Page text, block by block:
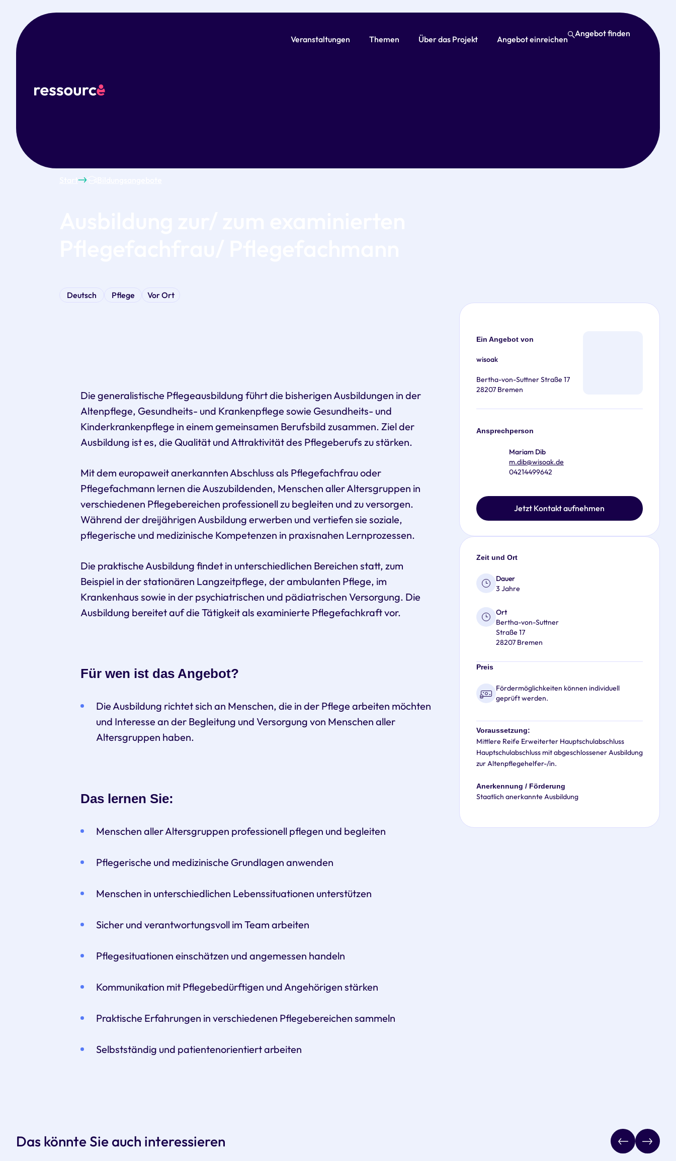
Veranstaltungen Themen Über das Projekt Angebot einreichen
Angebot finden
Deutsch Pflege Vor Ort
Die generalistische Pflegeausbildung führt die bisherigen Ausbildungen in der
Altenpflege, Gesundheits- und Krankenpflege sowie Gesundheits- und
Kinderkrankenpflege in einem gemeinsamen Berufsbild zusammen. Ziel der
Ausbildung ist es, die Qualität und Attraktivität des Pflegeberufs zu stärken.
Mit dem europaweit anerkannten Abschluss als Pflegefachfrau oder
Pflegefachmann lernen die Auszubildenden, Menschen aller Altersgruppen in
verschiedenen Pflegebereichen professionell zu begleiten und zu versorgen.
Während der dreijährigen Ausbildung erwerben und vertiefen sie soziale,
pflegerische und medizinische Kompetenzen in praxisnahen Lernprozessen.
Die praktische Ausbildung findet in unterschiedlichen Bereichen statt, zum
Beispiel in der stationären Langzeitpflege, der ambulanten Pflege, im
Krankenhaus sowie in der psychiatrischen und pädiatrischen Versorgung. Die
Ausbildung bereitet auf die Tätigkeit als examinierte Pflegefachkraft vor.
Für wen ist das Angebot?
Die Ausbildung richtet sich an Menschen, die in der Pflege arbeiten möchten
und Interesse an der Begleitung und Versorgung von Menschen aller
Altersgruppen haben.
Das lernen Sie:
Menschen aller Altersgruppen professionell pflegen und begleiten
Pflegerische und medizinische Grundlagen anwenden
Menschen in unterschiedlichen Lebenssituationen unterstützen
Sicher und verantwortungsvoll im Team arbeiten
Pflegesituationen einschätzen und angemessen handeln
Kommunikation mit Pflegebedürftigen und Angehörigen stärken
Praktische Erfahrungen in verschiedenen Pflegebereichen sammeln
Selbstständig und patientenorientiert arbeiten
Ein Angebot von
wisoak
Bertha-von-Suttner Straße 17
28207 Bremen
Ansprechperson
Mariam Dib
m.dib@wisoak.de
04214499642
Jetzt Kontakt aufnehmen
Zeit und Ort
Dauer
3 Jahre
Ort
Bertha-von-Suttner
Straße 17
28207 Bremen
Preis
Fördermöglichkeiten können individuell
geprüft werden.
Voraussetzung:
Mittlere Reife Erweiterter Hauptschulabschluss
Hauptschulabschluss mit abgeschlossener Ausbildung
zur Altenpflegehelfer-/in.
Anerkennung / Förderung
Staatlich anerkannte Ausbildung
Das könnte Sie auch interessieren